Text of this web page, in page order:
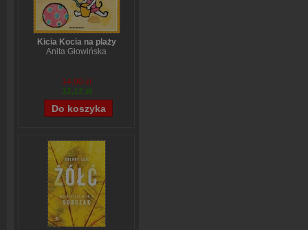
Kicia Kocia na plaży
Anita Głowińska
14,90 zł
12,12 zł